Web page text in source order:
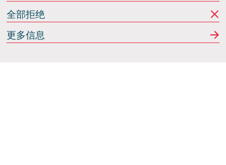
全部拒绝
更多信息